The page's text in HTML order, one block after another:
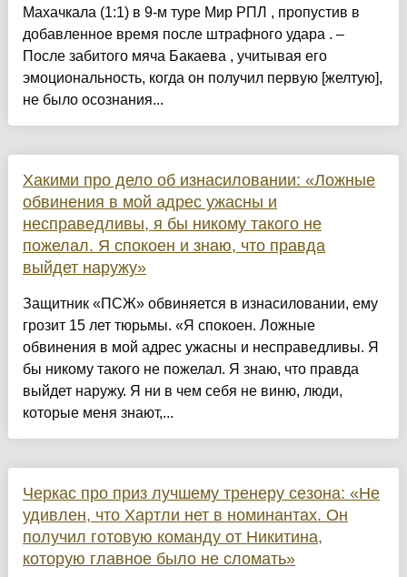
Махачкала (1:1) в 9-м туре Мир РПЛ , пропустив в
добавленное время после штрафного удара . –
После забитого мяча Бакаева , учитывая его
эмоциональность, когда он получил первую [желтую],
не было осознания...
Хакими про дело об изнасиловании: «Ложные
обвинения в мой адрес ужасны и
несправедливы, я бы никому такого не
пожелал. Я спокоен и знаю, что правда
выйдет наружу»
Защитник «ПСЖ» обвиняется в изнасиловании, ему
грозит 15 лет тюрьмы. «Я спокоен. Ложные
обвинения в мой адрес ужасны и несправедливы. Я
бы никому такого не пожелал. Я знаю, что правда
выйдет наружу. Я ни в чем себя не виню, люди,
которые меня знают,...
Черкас про приз лучшему тренеру сезона: «Не
удивлен, что Хартли нет в номинантах. Он
получил готовую команду от Никитина,
которую главное было не сломать»